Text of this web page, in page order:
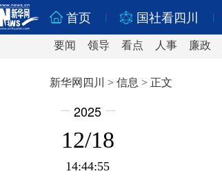
首页 国社看四川
要闻 领导 看点 人事 廉政
新华网四川 > 信息 > 正文
2025
12/18
14:44:55